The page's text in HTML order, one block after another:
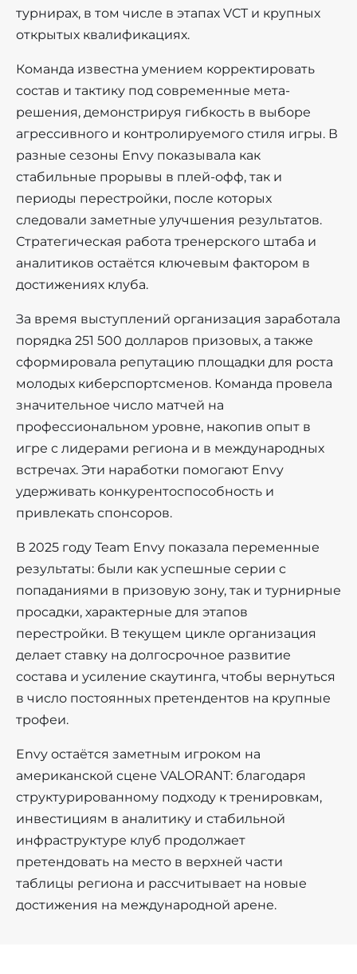
турнирах, в том числе в этапах VCT и крупных
открытых квалификациях.
Команда известна умением корректировать
состав и тактику под современные мета-
решения, демонстрируя гибкость в выборе
агрессивного и контролируемого стиля игры. В
разные сезоны Envy показывала как
стабильные прорывы в плей-офф, так и
периоды перестройки, после которых
следовали заметные улучшения результатов.
Стратегическая работа тренерского штаба и
аналитиков остаётся ключевым фактором в
достижениях клуба.
За время выступлений организация заработала
порядка 251 500 долларов призовых, а также
сформировала репутацию площадки для роста
молодых киберспортсменов. Команда провела
значительное число матчей на
профессиональном уровне, накопив опыт в
игре с лидерами региона и в международных
встречах. Эти наработки помогают Envy
удерживать конкурентоспособность и
привлекать спонсоров.
В 2025 году Team Envy показала переменные
результаты: были как успешные серии с
попаданиями в призовую зону, так и турнирные
просадки, характерные для этапов
перестройки. В текущем цикле организация
делает ставку на долгосрочное развитие
состава и усиление скаутинга, чтобы вернуться
в число постоянных претендентов на крупные
трофеи.
Envy остаётся заметным игроком на
американской сцене VALORANT: благодаря
структурированному подходу к тренировкам,
инвестициям в аналитику и стабильной
инфраструктуре клуб продолжает
претендовать на место в верхней части
таблицы региона и рассчитывает на новые
достижения на международной арене.